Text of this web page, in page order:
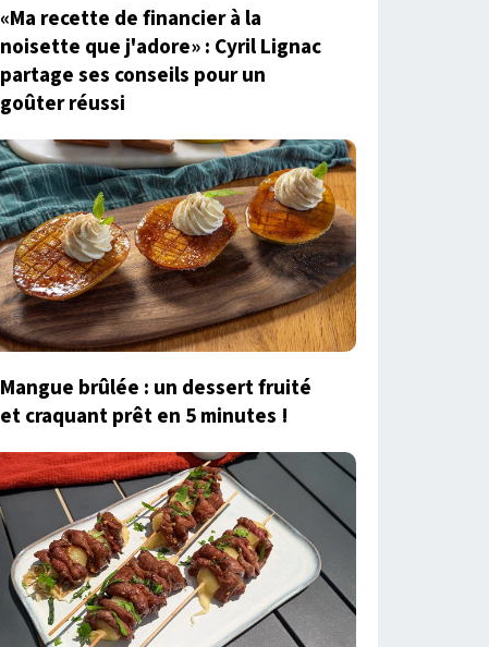
«Ma recette de financier à la
noisette que j'adore» : Cyril Lignac
partage ses conseils pour un
goûter réussi
Mangue brûlée : un dessert fruité
et craquant prêt en 5 minutes !